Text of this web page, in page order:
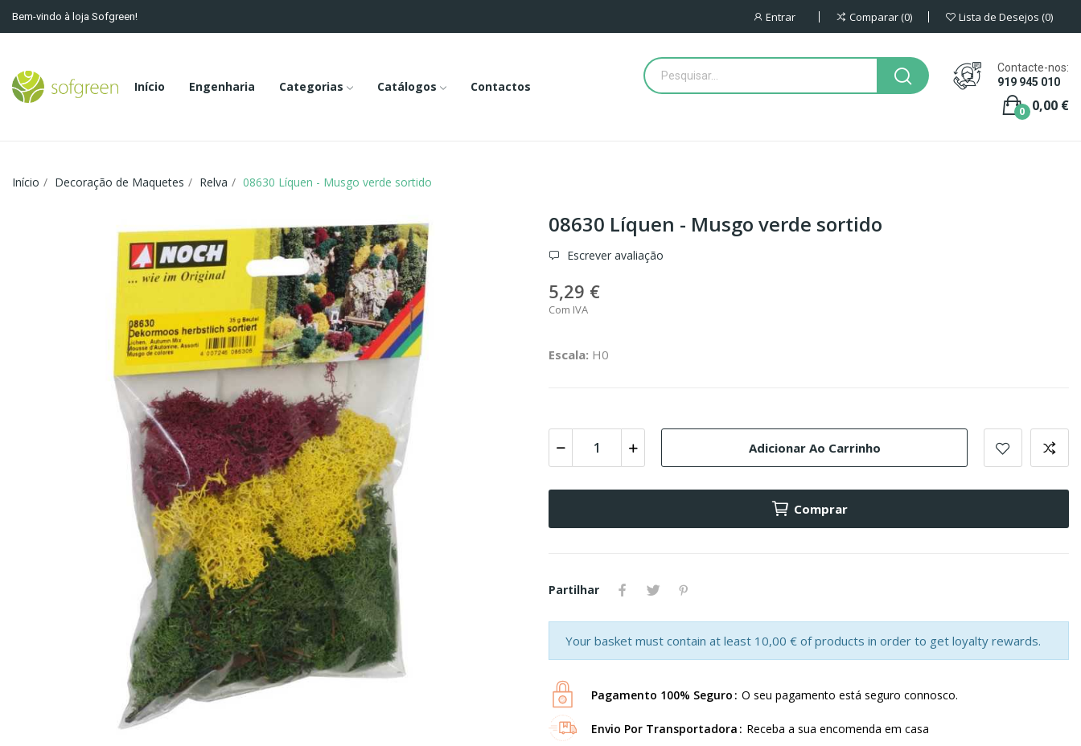
Bem-vindo à loja Sofgreen! Entrar Comparar 0 Lista de Desejos 0
Início Engenharia Categorias Catálogos Contactos
Contacte-nos:
919 945 010
0,00 €
0
Início Decoração de Maquetes Relva 08630 Líquen - Musgo verde sortido
08630 Líquen - Musgo verde sortido
Escrever avaliação
5,29 €
Com IVA
Escala: H0
Adicionar Ao Carrinho
Comprar
Partilhar
Your basket must contain at least 10,00 € of products in order to get loyalty rewards.
Pagamento 100% Seguro O seu pagamento está seguro connosco.
Envio Por Transportadora Receba a sua encomenda em casa